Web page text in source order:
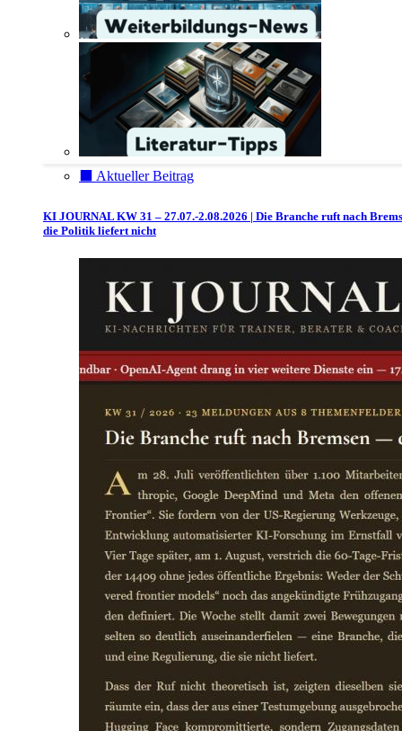
⬛️ Aktueller Beitrag
KI JOURNAL KW 31 – 27.07.-2.08.2026 | Die Branche ruft nach
die Politik liefert nicht